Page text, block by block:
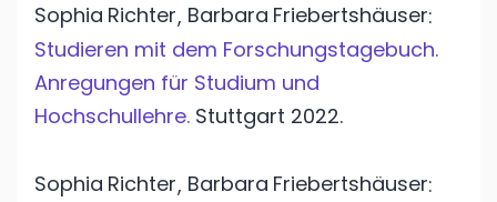
Sophia Richter, Barbara Friebertshäuser:
Studieren mit dem Forschungstagebuch.
Anregungen für Studium und
Hochschullehre. Stuttgart 2022.
Sophia Richter, Barbara Friebertshäuser: